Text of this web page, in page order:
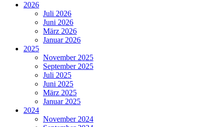
2026
Juli 2026
Juni 2026
März 2026
Januar 2026
2025
November 2025
September 2025
Juli 2025
Juni 2025
März 2025
Januar 2025
2024
November 2024